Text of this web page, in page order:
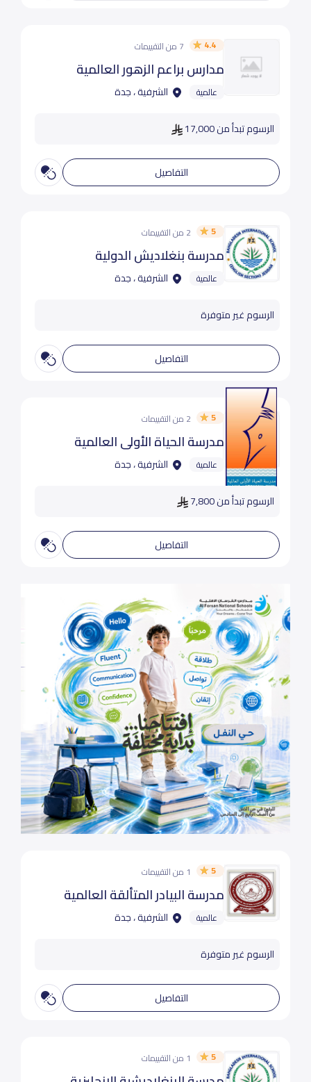
4.4 7 من التقييمات
مدارس براعم الزهور العالمية
عالمية الشرفية ، جدة
الرسوم تبدأ من 17,000
التفاصيل
5 2 من التقييمات
مدرسة بنغلاديش الدولية
عالمية الشرفية ، جدة
الرسوم غير متوفرة
التفاصيل
5 2 من التقييمات
مدرسة الحياة الأولي العالمية
عالمية الشرفية ، جدة
الرسوم تبدأ من 7,800
التفاصيل
5 1 من التقييمات
مدرسة البيادر المتألقة العالمية
عالمية الشرفية ، جدة
الرسوم غير متوفرة
التفاصيل
5 1 من التقييمات